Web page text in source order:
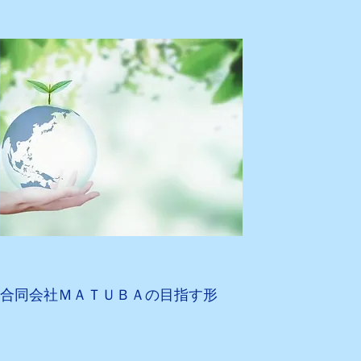
​​合同会社ＭＡＴＵＢＡの目指す形